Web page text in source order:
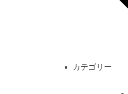
カテゴリー